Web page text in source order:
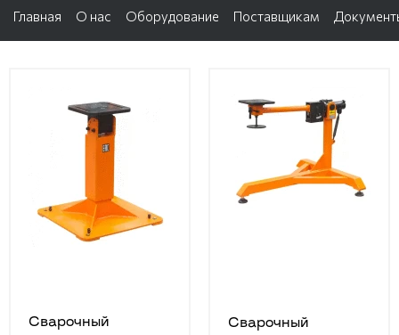
Главная О нас Оборудование Поставщикам
Сварочный
Сварочный